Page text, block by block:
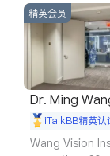
商铺租售
开发
精英会员
Dr. Ming
iTalkBB精英认
Wang Vision